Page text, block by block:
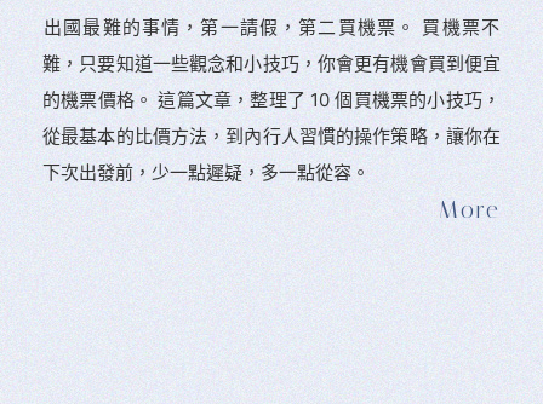
󠀠出國最難的事情，第一請假，第二買機票。 󠀠買機票不
難，只要知道一些觀念和小技巧，你會更有機會買到便宜
的機票價格。 這篇文章，整理了 10 個買機票的小技巧，
從最基本的比價方法，到內行人習慣的操作策略，讓你在
下次出發前，少一點遲疑，多一點從容。